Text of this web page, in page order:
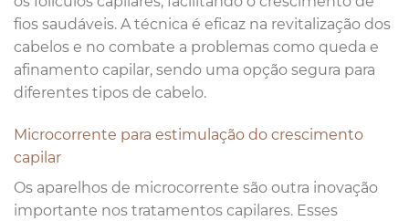
fios saudáveis. A técnica é eficaz na revitalização dos
cabelos e no combate a problemas como queda e
afinamento capilar, sendo uma opção segura para
diferentes tipos de cabelo.
Microcorrente para estimulação do crescimento
capilar
Os aparelhos de microcorrente são outra inovação
importante nos tratamentos capilares. Esses